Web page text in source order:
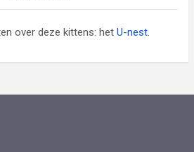
over deze kittens: het U-nest.